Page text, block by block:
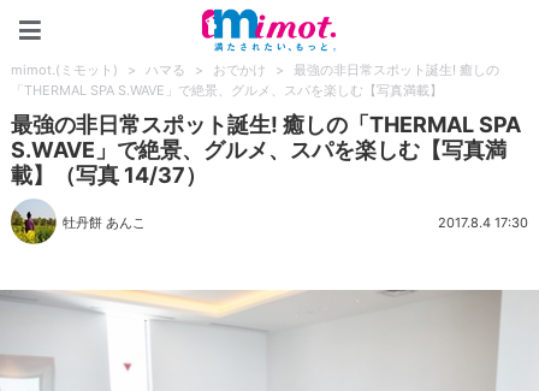
mimot.(ミモット) > ハマる > おでかけ >
最強の非日常スポット誕生! 癒しの
「THERMAL SPA S.WAVE」で絶景、グルメ、スパを楽しむ【写真満載】
最強の非日常スポット誕生! 癒しの「THERMAL SPA
S.WAVE」で絶景、グルメ、スパを楽しむ【写真満
載】（写真 14/37）
牡丹餅 あんこ 2017.8.4 17:30